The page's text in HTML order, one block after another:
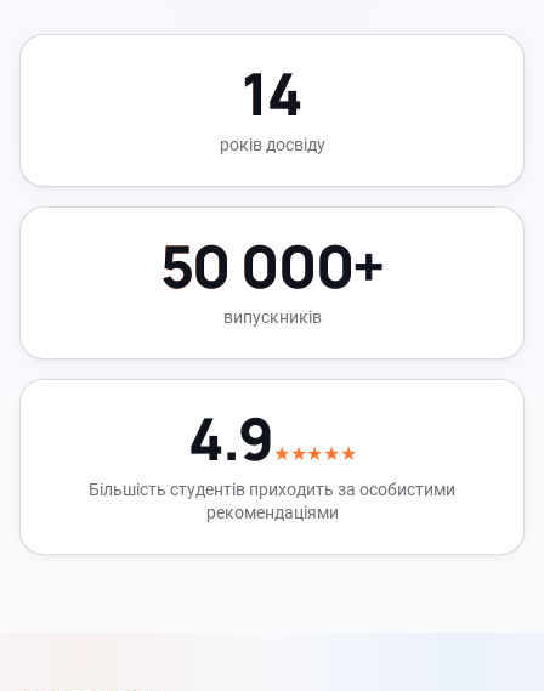
14
років досвіду
50 000+
випускників
4.9★★★★★
Більшість студентів приходить за особистими
рекомендаціями